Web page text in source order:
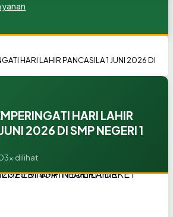
HARI LAHIR PANCASILA 1 JUNI 2026 DI
HARI LAHIR
2026 DI SMP NEGERI 1
dilihat